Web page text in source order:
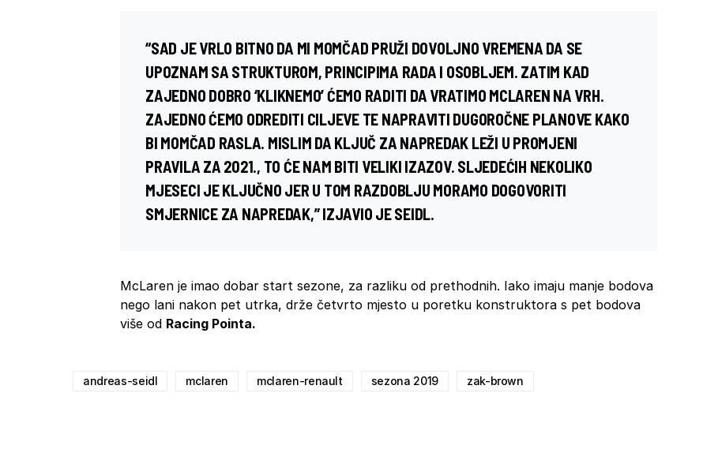
“SAD JE VRLO BITNO DA MI MOMČAD PRUŽI DOVOLJNO VREMENA DA SE
UPOZNAM SA STRUKTUROM, PRINCIPIMA RADA I OSOBLJEM. ZATIM KAD
ZAJEDNO DOBRO ‘KLIKNEMO’ ĆEMO RADITI DA VRATIMO MCLAREN NA VRH.
ZAJEDNO ĆEMO ODREDITI CILJEVE TE NAPRAVITI DUGOROČNE PLANOVE KAKO
BI MOMČAD RASLA. MISLIM DA KLJUČ ZA NAPREDAK LEŽI U PROMJENI
PRAVILA ZA 2021., TO ĆE NAM BITI VELIKI IZAZOV. SLJEDEĆIH NEKOLIKO
MJESECI JE KLJUČNO JER U TOM RAZDOBLJU MORAMO DOGOVORITI
SMJERNICE ZA NAPREDAK,” IZJAVIO JE SEIDL.
McLaren je imao dobar start sezone, za razliku od prethodnih. Iako imaju manje bodova
nego lani nakon pet utrka, drže četvrto mjesto u poretku konstruktora s pet bodova
više od Racing Pointa.
andreas-seidl mclaren mclaren-renault sezona 2019 zak-brown